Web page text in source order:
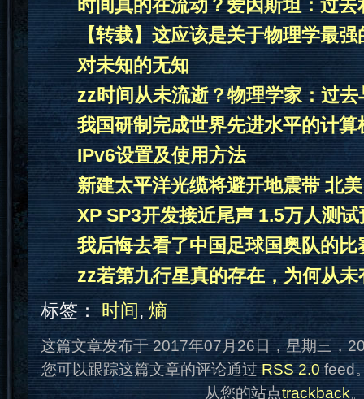
时间真的在流动？爱因斯坦：过
【转载】这应该是关于物理学最强
对未知的无知
zz时间从未流逝？物理学家：过
我国研制完成世界先进水平的计
IPv6设置及使用方法
新建太平洋光缆将避开地震带 北
XP SP3开发接近尾声 1.5万人测
我后悔去看了中国足球国奥队的比
zz若第九行星真的存在，为何从未
标签：时间, 熵
这篇文章发布于 2017年07月26日，星期三，
您可以跟踪这篇文章的评论通过 RSS 2.0feed
从您的站点trackback